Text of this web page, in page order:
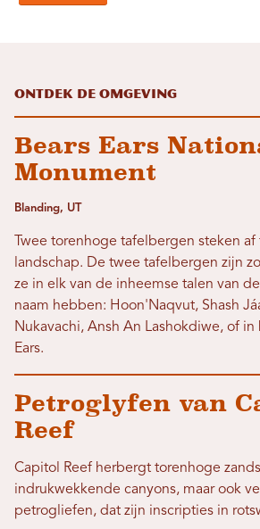
Ontdek de omgeving
Bears Ears
Monument
Blanding, UT
Twee torenhoge tafelbergen steken
landschap. De twee tafelbergen zijn
ze in elk van de inheemse talen van
naam hebben: Hoon'Naqvut, Shash
Nukavachi, Ansh An Lashokdiwe, of in
Ears.
Petroglyfen van
Reef
Capitol Reef herbergt torenhoge
indrukwekkende canyons, maar ook
petrogliefen, dat zijn inscripties in